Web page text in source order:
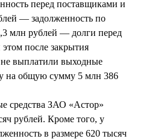
перед поставщиками и
— задолженность по
млн рублей — долги перед
после закрытия
выплатили выходные
на общую сумму 5 млн 386
средства ЗАО «Астор»
рублей. Кроме того, у
в размере 620 тысяч